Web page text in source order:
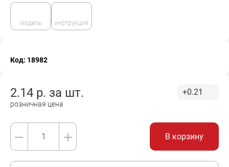
модель инструкция
Код: 18982
2.14 р. за шт.
розничная цена
+0.21
В корзину